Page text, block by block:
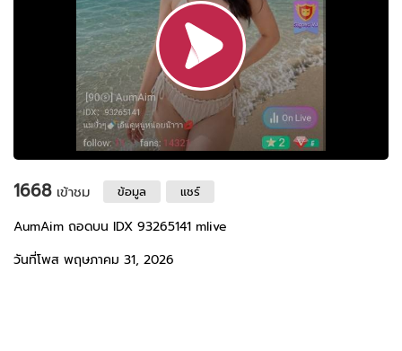
1668เข้าชม ข้อมูล แชร์
AumAim ถอดบน IDX 93265141 mlive
วันที่โพส พฤษภาคม 31, 2026